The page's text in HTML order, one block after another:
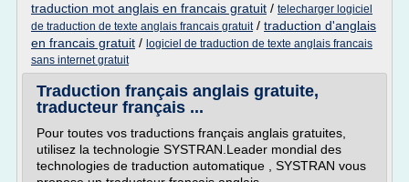
traduction mot anglais en francais gratuit / telecharger logiciel
de traduction de texte anglais francais gratuit/ traduction d'anglais
en francais gratuit / logiciel de traduction de texte anglais francais
sans internet gratuit
Traduction français anglais gratuite,
traducteur français ...
Pour toutes vos traductions français anglais gratuites,
utilisez la technologie SYSTRAN.Leader mondial des
technologies de traduction automatique , SYSTRAN vous